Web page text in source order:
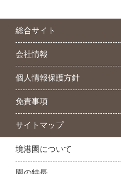
総合サイト
会社情報
個人情報保護方針
免責事項
サイトマップ
境港園について